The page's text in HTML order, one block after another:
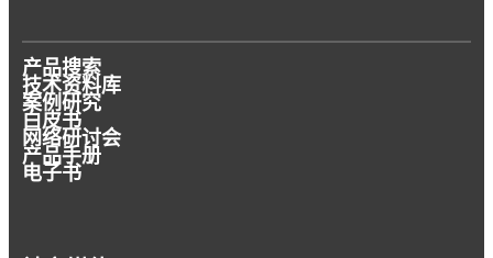
产品搜索
技术资料库
案例研究
白皮书
网络研讨会
产品手册
电子书